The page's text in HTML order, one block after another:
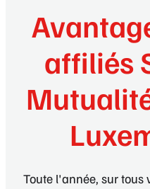
affiliés
Toute l'année, sur tous